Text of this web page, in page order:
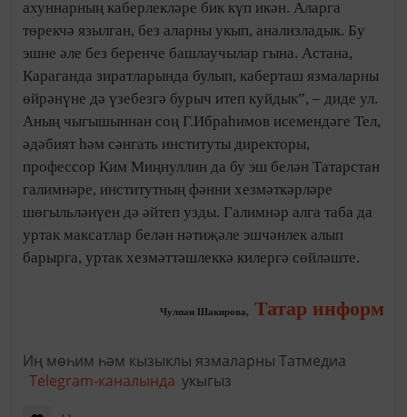
ахуннарның каберлекләре бик күп икән. Аларга
төрекчә язылган, без аларны укып, анализладык. Бу
эшне әле без беренче башлаучылар гына. Астана,
Караганда зиратларында булып, каберташ язмаларны
өйрәнүне дә үзебезгә бурыч итеп куйдык”, – диде ул.
Аның чыгышыннан соң Г.Ибраһимов исемендәге Тел,
әдәбият һәм сәнгать институты директоры,
профессор Ким Миңнуллин да бу эш белән Татарстан
галимнәре, институтның фәнни хезмәткәрләре
шөгыльләнүен дә әйтеп узды. Галимнәр алга таба да
уртак максатлар белән нәтиҗәле эшчәнлек алып
барырга, уртак хезмәттәшлеккә килергә сөйләште.
Чулпан Шакирова, Татар информ
Иң мөһим һәм кызыклы язмаларны Татмедиа
Telegram-каналында укыгыз